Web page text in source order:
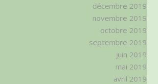
décembre 2019
novembre 2019
octobre 2019
septembre 2019
juin 2019
mai 2019
avril 2019